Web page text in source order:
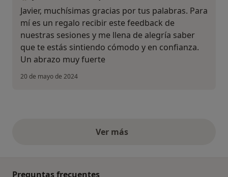
Javier, muchísimas gracias por tus palabras. Para
mí es un regalo recibir este feedback de
nuestras sesiones y me llena de alegría saber
que te estás sintiendo cómodo y en confianza.
Un abrazo muy fuerte
20 de mayo de 2024
Ver másopiniones anteriores
Preguntas frecuentes